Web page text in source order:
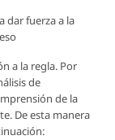
dar fuerza a la
a la regla. Por
de
de la
De esta manera